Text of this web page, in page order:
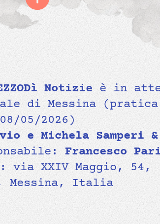
Notizieè in
di Messina (pratica
08/05/2026)
e Michela Samperi
Francesco
via XXIV Maggio, 54,
Messina, Italia